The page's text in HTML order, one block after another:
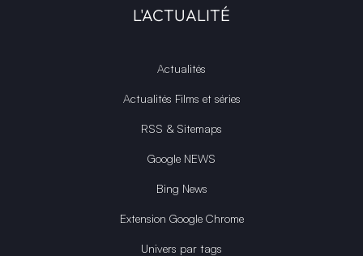
L'ACTUALITÉ
Actualités
Actualités Films et séries
RSS & Sitemaps
Google NEWS
Bing News
Extension Google Chrome
Univers par tags